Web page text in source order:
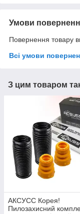
Умови
Повернення товару
Всі умови
З цим товаром
АКСУСС Корея!
Пилозахисний